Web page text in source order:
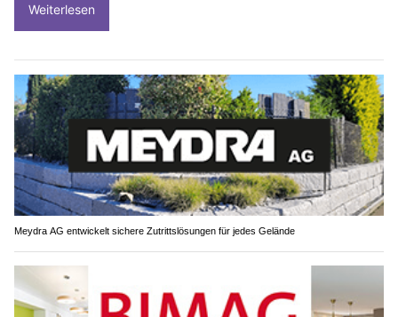
Weiterlesen
Meydra AG entwickelt sichere Zutrittslösungen für jedes Gelände